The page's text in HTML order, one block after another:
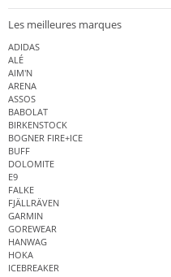
Les meilleures marques
ADIDAS
ALÉ
AIM'N
ARENA
ASSOS
BABOLAT
BIRKENSTOCK
BOGNER FIRE+ICE
BUFF
DOLOMITE
E9
FALKE
FJÄLLRÄVEN
GARMIN
GOREWEAR
HANWAG
HOKA
ICEBREAKER